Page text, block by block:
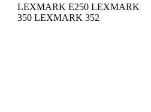
LEXMARK E250 LEXMARK
350 LEXMARK 352